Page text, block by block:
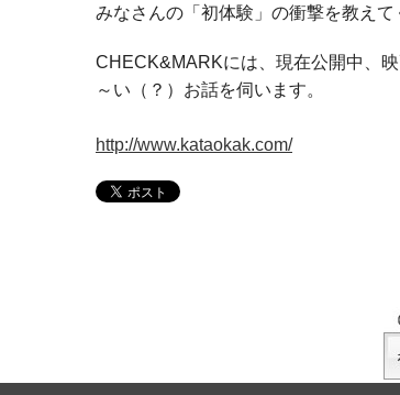
みなさんの「初体験」の衝撃を教えて
CHECK&MARKには、現在公開中、
～い（？）お話を伺います。
http://www.kataokak.com/